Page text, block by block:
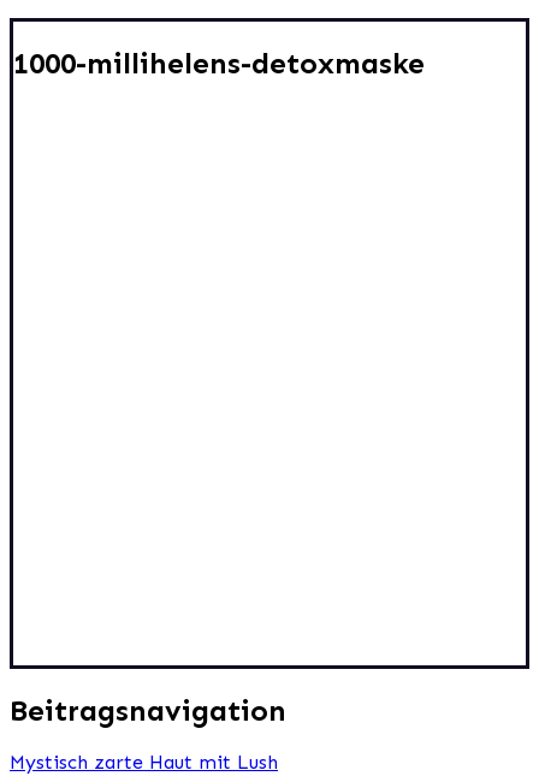
1000-millihelens-detoxmaske
Beitragsnavigation
Mystisch zarte Haut mit Lush